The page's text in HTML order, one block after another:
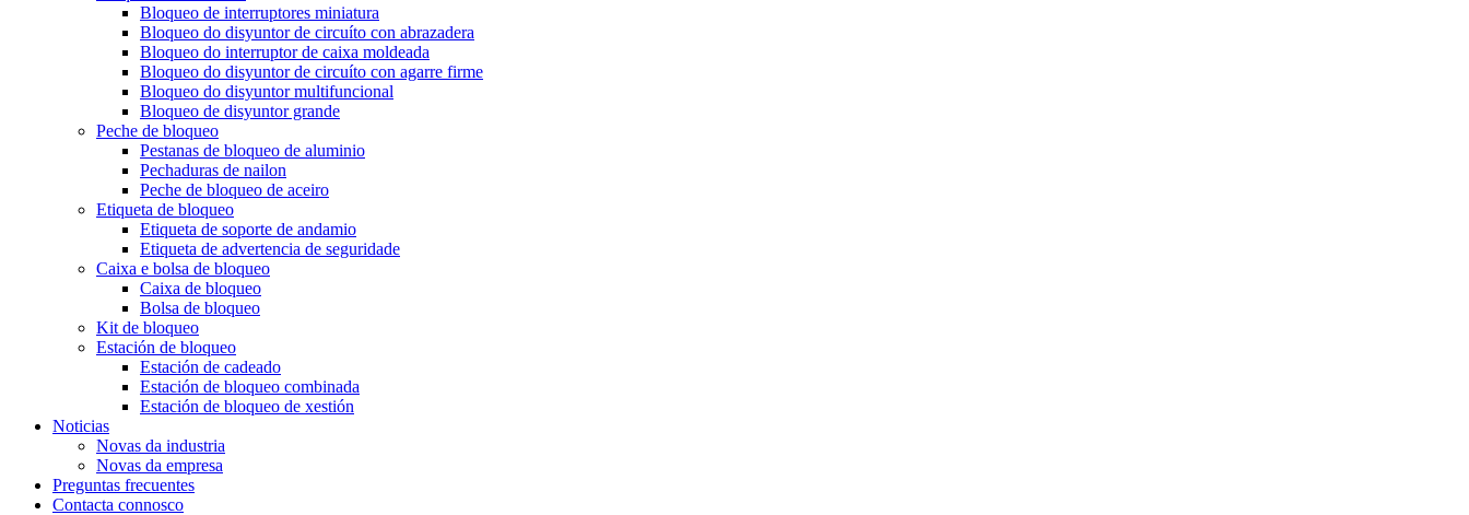
Bloqueo de interruptores miniatura
Bloqueo do disyuntor de circuíto con abrazadera
Bloqueo do interruptor de caixa moldeada
Bloqueo do disyuntor de circuíto con agarre firme
Bloqueo do disyuntor multifuncional
Bloqueo de disyuntor grande
Peche de bloqueo
Pestanas de bloqueo de aluminio
Pechaduras de nailon
Peche de bloqueo de aceiro
Etiqueta de bloqueo
Etiqueta de soporte de andamio
Etiqueta de advertencia de seguridade
Caixa e bolsa de bloqueo
Caixa de bloqueo
Bolsa de bloqueo
Kit de bloqueo
Estación de bloqueo
Estación de cadeado
Estación de bloqueo combinada
Estación de bloqueo de xestión
Noticias
Novas da industria
Novas da empresa
Preguntas frecuentes
Contacta connosco